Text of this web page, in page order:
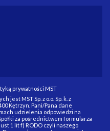
prywatności MST
jest MST Sp. z o.o. Sp. k. z
Kętrzyn. Pani/Pana dane
udzielenia odpowiedzi na
za pośrednictwem formularza
1 lit f) RODO czyli naszego